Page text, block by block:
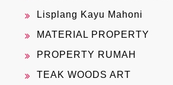
Lisplang Kayu Mahoni
MATERIAL PROPERTY
PROPERTY RUMAH
TEAK WOODS ART